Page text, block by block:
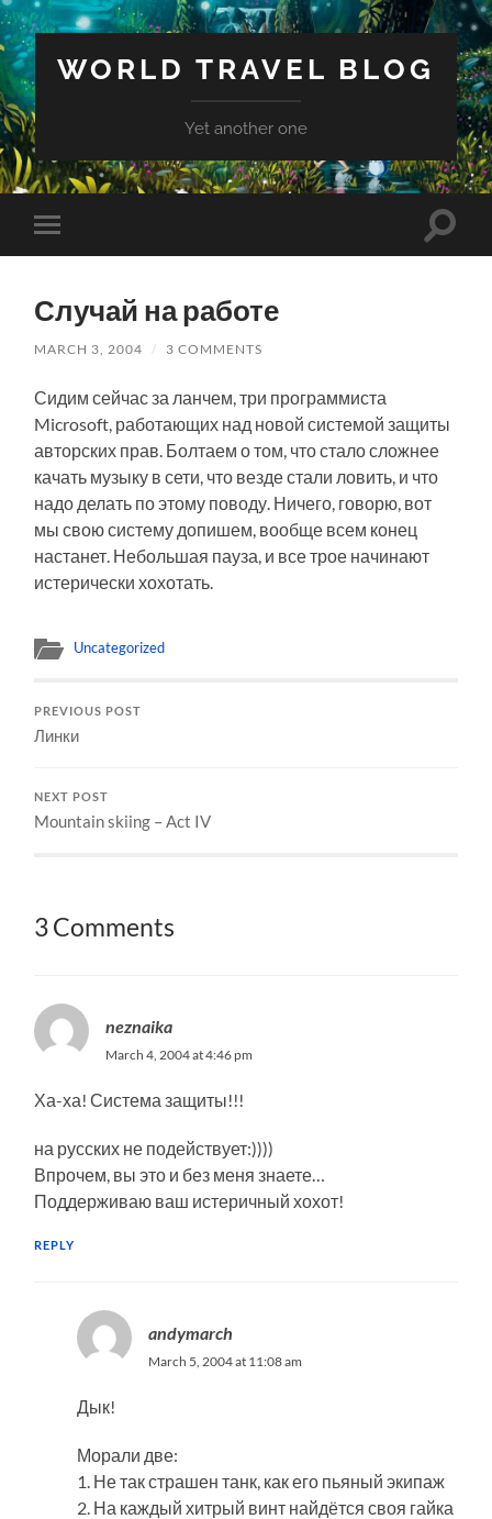
WORLD TRAVEL BLOG
Yet another one
Toggle
mobile
Toggle
Случай на работе
MARCH 3, 2004 / 3 COMMENTS
Сидим сейчас за ланчем, три программиста
Microsoft, работающих над новой системой защиты
авторских прав. Болтаем о том, что стало сложнее
качать музыку в сети, что везде стали ловить, и что
надо делать по этому поводу. Ничего, говорю, вот
мы свою систему допишем, вообще всем конец
настанет. Небольшая пауза, и все трое начинают
истерически хохотать.
Uncategorized
PREVIOUS POST
Линки
NEXT POST
Mountain skiing – Act IV
3 Comments
neznaika
March 4, 2004 at 4:46 pm
Ха-ха! Система защиты!!!
на русских не подействует:))))
Впрочем, вы это и без меня знаете…
Поддерживаю ваш истеричный хохот!
REPLY
andymarch
March 5, 2004 at 11:08 am
Дык!
Морали две:
1. Не так страшен танк, как его пьяный экипаж
2. На каждый хитрый винт найдётся своя гайка